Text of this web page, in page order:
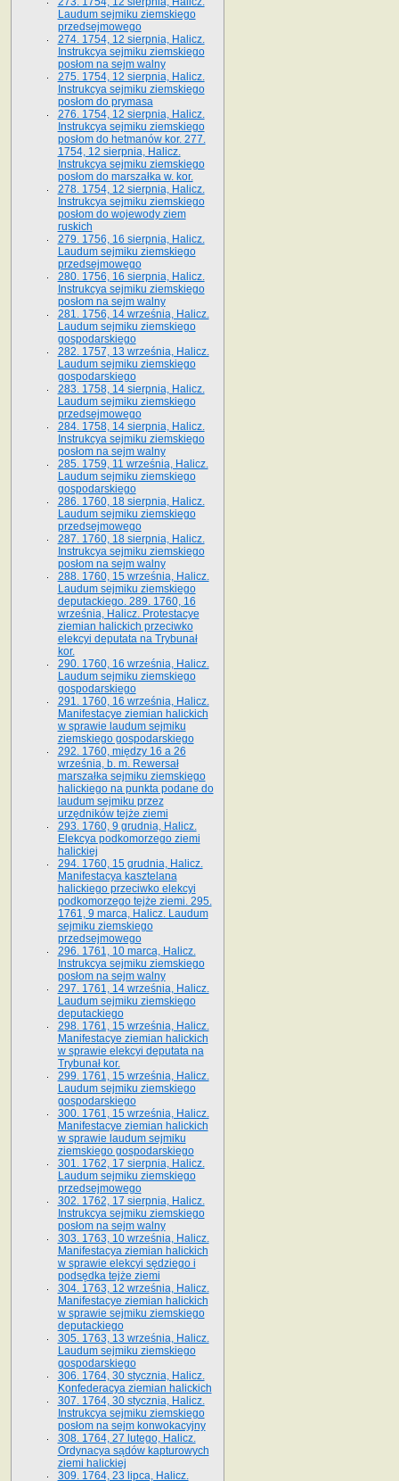
Laudum sejmiku ziemskiego
przedsejmowego
274. 1754, 12 sierpnia, Halicz.
Instrukcya sejmiku ziemskiego
posłom na sejm walny
275. 1754, 12 sierpnia, Halicz.
Instrukcya sejmiku ziemskiego
posłom do prymasa
276. 1754, 12 sierpnia, Halicz.
Instrukcya sejmiku ziemskiego
posłom do hetmanów kor. 277.
1754, 12 sierpnia, Halicz.
Instrukcya sejmiku ziemskiego
posłom do marszałka w. kor.
278. 1754, 12 sierpnia, Halicz.
Instrukcya sejmiku ziemskiego
posłom do wojewody ziem
ruskich
279. 1756, 16 sierpnia, Halicz.
Laudum sejmiku ziemskiego
przedsejmowego
280. 1756, 16 sierpnia, Halicz.
Instrukcya sejmiku ziemskiego
posłom na sejm walny
281. 1756, 14 września, Halicz.
Laudum sejmiku ziemskiego
gospodarskiego
282. 1757, 13 września, Halicz.
Laudum sejmiku ziemskiego
gospodarskiego
283. 1758, 14 sierpnia, Halicz.
Laudum sejmiku ziemskiego
przedsejmowego
284. 1758, 14 sierpnia, Halicz.
Instrukcya sejmiku ziemskiego
posłom na sejm walny
285. 1759, 11 września, Halicz.
Laudum sejmiku ziemskiego
gospodarskiego
286. 1760, 18 sierpnia, Halicz.
Laudum sejmiku ziemskiego
przedsejmowego
287. 1760, 18 sierpnia, Halicz.
Instrukcya sejmiku ziemskiego
posłom na sejm walny
288. 1760, 15 września, Halicz.
Laudum sejmiku ziemskiego
deputackiego. 289. 1760, 16
września, Halicz. Protestacye
ziemian halickich przeciwko
elekcyi deputata na Trybunał
kor.
290. 1760, 16 września, Halicz.
Laudum sejmiku ziemskiego
gospodarskiego
291. 1760, 16 września, Halicz.
Manifestacye ziemian halickich
w sprawie laudum sejmiku
ziemskiego gospodarskiego
292. 1760, między 16 a 26
września, b. m. Rewersał
marszałka sejmiku ziemskiego
halickiego na punkta podane do
laudum sejmiku przez
urzędników tejże ziemi
293. 1760, 9 grudnia, Halicz.
Elekcya podkomorzego ziemi
halickiej
294. 1760, 15 grudnia, Halicz.
Manifestacya kasztelana
halickiego przeciwko elekcyi
podkomorzego tejże ziemi. 295.
1761, 9 marca, Halicz. Laudum
sejmiku ziemskiego
przedsejmowego
296. 1761, 10 marca, Halicz.
Instrukcya sejmiku ziemskiego
posłom na sejm walny
297. 1761, 14 września, Halicz.
Laudum sejmiku ziemskiego
deputackiego
298. 1761, 15 września, Halicz.
Manifestacye ziemian halickich
w sprawie elekcyi deputata na
Trybunał kor.
299. 1761, 15 września, Halicz.
Laudum sejmiku ziemskiego
gospodarskiego
300. 1761, 15 września, Halicz.
Manifestacye ziemian halickich
w sprawie laudum sejmiku
ziemskiego gospodarskiego
301. 1762, 17 sierpnia, Halicz.
Laudum sejmiku ziemskiego
przedsejmowego
302. 1762, 17 sierpnia, Halicz.
Instrukcya sejmiku ziemskiego
posłom na sejm walny
303. 1763, 10 września, Halicz.
Manifestacya ziemian halickich
w sprawie elekcyi sędziego i
podsędka tejże ziemi
304. 1763, 12 września, Halicz.
Manifestacye ziemian halickich
w sprawie sejmiku ziemskiego
deputackiego
305. 1763, 13 września, Halicz.
Laudum sejmiku ziemskiego
gospodarskiego
306. 1764, 30 stycznia, Halicz.
Konfederacya ziemian halickich
307. 1764, 30 stycznia, Halicz.
Instrukcya sejmiku ziemskiego
posłom na sejm konwokacyjny
308. 1764, 27 lutego, Halicz.
Ordynacya sądów kapturowych
ziemi halickiej
309. 1764, 23 lipca, Halicz.